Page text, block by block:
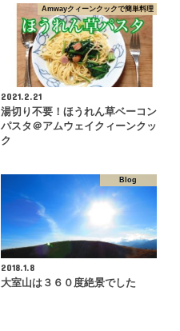
Amwayクィーンクックで簡単料理
2021.2.21
湯切り不要！ほうれん草ベーコン
パスタ＠アムウェイクィーンクッ
ク
Blog
2018.1.8
大室山は３６０度絶景でした